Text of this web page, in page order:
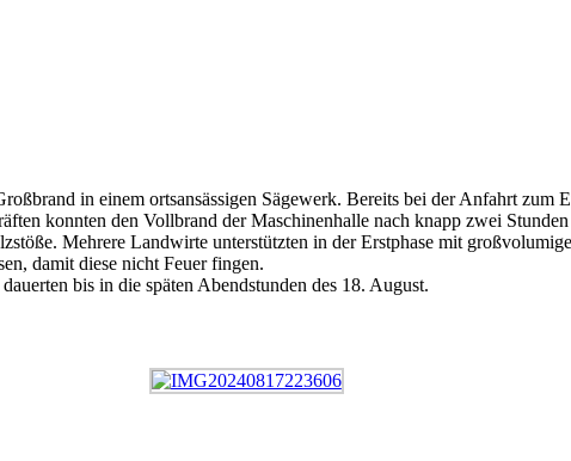
in einem ortsansässigen Sägewerk. Bereits bei der Anfahrt
konnten den Vollbrand der Maschinenhalle nach knapp zwei
Mehrere Landwirte unterstützten in der Erstphase mit
damit diese nicht Feuer fingen.
bis in die späten Abendstunden des 18. August.